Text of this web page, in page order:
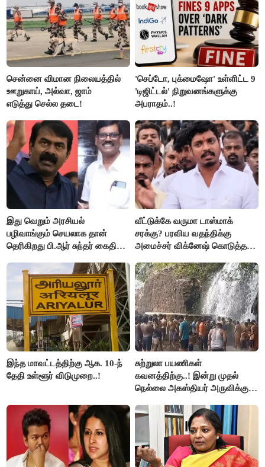
சென்னை விமான நிலையத்தில்
ஊறுகாய், அல்வா, ஜாம்
எடுத்து செல்ல தடை!
'செப்டோ, புக்மைஷோ' உள்ளிட்ட 9
'டிஜிட்டல்' நிறுவனங்களுக்கு
அபராதம்..!
இது வெறும் அரசியல்
பழிவாங்கும் செயலாக தான்
தெரிகிறது பி.ஆர் சுந்தர் கைதிற்கு
வீட்டுக்கே வருமா டாஸ்மாக்
சரக்கு? பரவிய வதந்திக்கு
அமைச்சர் விக்னேஷ் கொடுத்த
இந்த மாவட்டத்திற்கு ஆக. 10-ந்
தேதி உள்ளூர் விடுமுறை..!
சுற்றுலா பயணிகள்
கவனத்திற்கு..! இன்று முதல்
நெல்லை அகஸ்தியர் அருவிக்கு